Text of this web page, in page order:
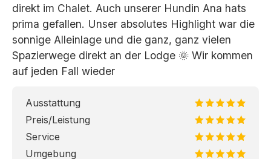
direkt im Chalet. Auch unserer Hundin Ana hats
prima gefallen. Unser absolutes Highlight war die
sonnige Alleinlage und die ganz, ganz vielen
Spazierwege direkt an der Lodge 🌞 Wir kommen
auf jeden Fall wieder
Ausstattung
Preis/Leistung
Service
Umgebung